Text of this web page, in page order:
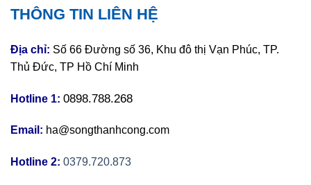
THÔNG TIN LIÊN HỆ
Địa chỉ: Số 66 Đường số 36, Khu đô thị Vạn Phúc, TP.
Thủ Đức, TP Hồ Chí Minh
Hotline 1: 0898.788.268
Email: ha@songthanhcong.com
Hotline 2: 0379.720.873